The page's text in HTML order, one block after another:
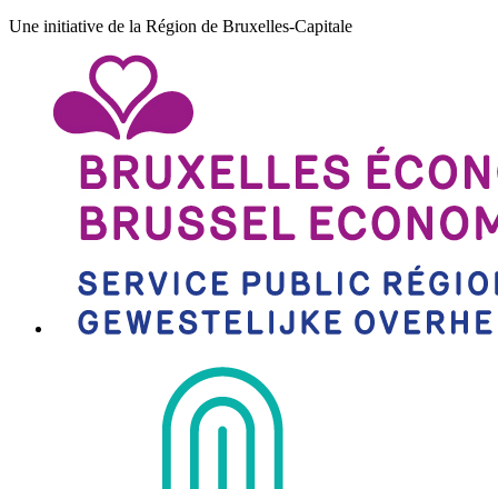
Une initiative de la Région de Bruxelles-Capitale